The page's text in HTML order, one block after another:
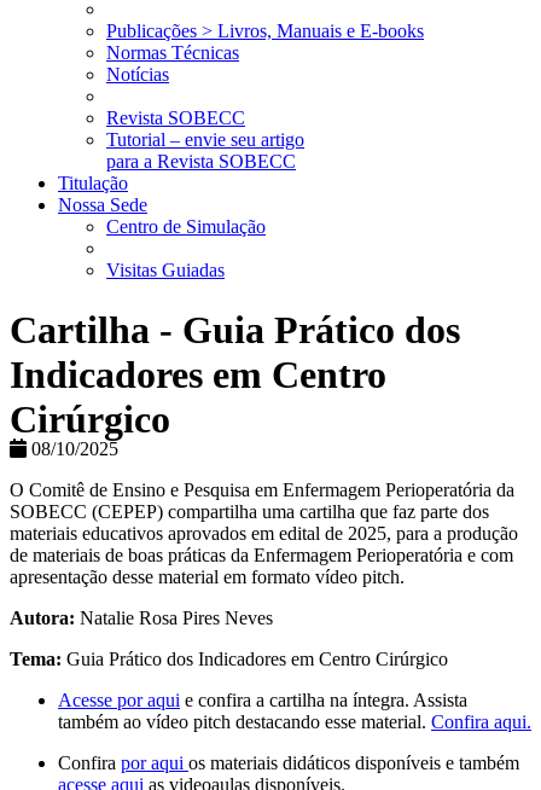
Publicações > Livros, Manuais e E-books
Normas Técnicas
Notícias
Revista SOBECC
Tutorial – envie seu artigo
para a Revista SOBECC
Titulação
Nossa Sede
Centro de Simulação
Visitas Guiadas
Cartilha - Guia Prático dos
Indicadores em Centro
Cirúrgico
08/10/2025
O Comitê de Ensino e Pesquisa em Enfermagem Perioperatória da
SOBECC (CEPEP) compartilha uma cartilha que faz parte dos
materiais educativos aprovados em edital de 2025, para a produção
de materiais de boas práticas da Enfermagem Perioperatória e com
apresentação desse material em formato vídeo pitch.
Autora: Natalie Rosa Pires Neves
Tema: Guia Prático dos Indicadores em Centro Cirúrgico
Acesse por aqui e confira a cartilha na íntegra. Assista
também ao vídeo pitch destacando esse material. Confira aqui.
Confira por aqui os materiais didáticos disponíveis e também
acesse aqui as videoaulas disponíveis.